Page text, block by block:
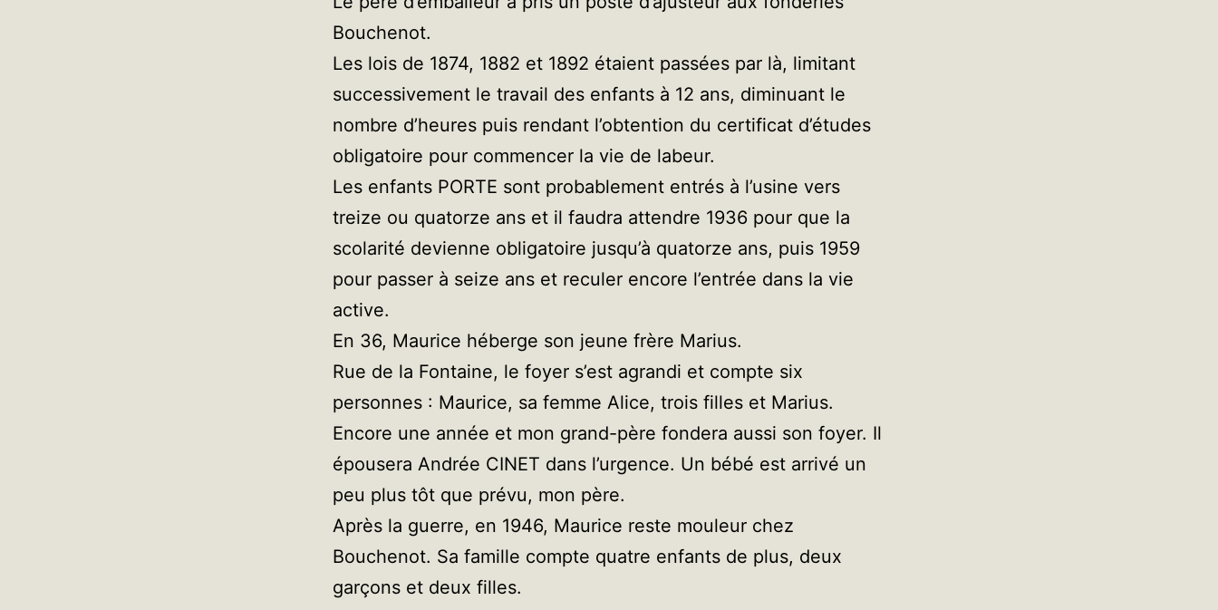
Bouchenot.
Les lois de 1874, 1882 et 1892 étaient passées par là, limitant
successivement le travail des enfants à 12 ans, diminuant le
nombre d’heures puis rendant l’obtention du certificat d’études
obligatoire pour commencer la vie de labeur.
Les enfants PORTE sont probablement entrés à l’usine vers
treize ou quatorze ans et il faudra attendre 1936 pour que la
scolarité devienne obligatoire jusqu’à quatorze ans, puis 1959
pour passer à seize ans et reculer encore l’entrée dans la vie
active.
En 36, Maurice héberge son jeune frère Marius.
Rue de la Fontaine, le foyer s’est agrandi et compte six
personnes : Maurice, sa femme Alice, trois filles et Marius.
Encore une année et mon grand-père fondera aussi son foyer. Il
épousera Andrée CINET dans l’urgence. Un bébé est arrivé un
peu plus tôt que prévu, mon père.
Après la guerre, en 1946, Maurice reste mouleur chez
Bouchenot. Sa famille compte quatre enfants de plus, deux
garçons et deux filles.